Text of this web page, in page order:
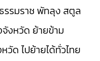
รมราช พัทลุง สตูล
งหวัด ย้ายข้าม
ด ไปย้ายได้ทั่วไทย